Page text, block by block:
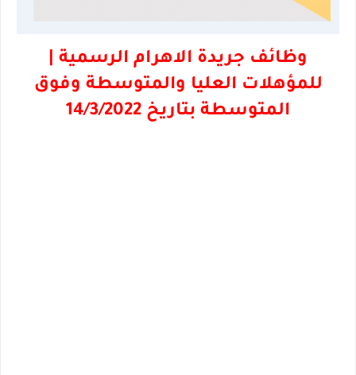
وظائف جريدة الاهرام الرسمية |
للمؤهلات العليا والمتوسطة وفوق
المتوسطة بتاريخ 14/3/2022